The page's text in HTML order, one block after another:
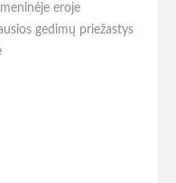
eroje
gedimų priežastys